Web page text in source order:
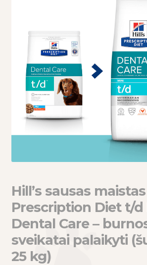
Hill’s sausas
Prescription Diet t/d
Dental Care –
sveikatai palaikyti
25 kg)